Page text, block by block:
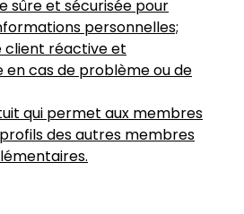
sûre et sécurisée pour
personnelles;
client réactive et
en cas de problème ou de
qui permet aux membres
des autres membres